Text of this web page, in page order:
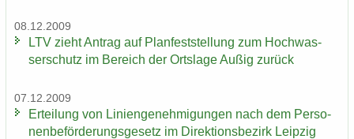
08.12.2009
LTV zieht An­trag auf Plan­fest­stel­lung zum Hoch­was­
ser­schutz im Be­reich der Orts­la­ge Außig zu­rück
07.12.2009
Er­tei­lung von Li­ni­en­ge­neh­mi­gun­gen nach dem Per­so­
nen­be­för­de­rungs­ge­setz im Di­rek­ti­ons­be­zirk Leip­zig